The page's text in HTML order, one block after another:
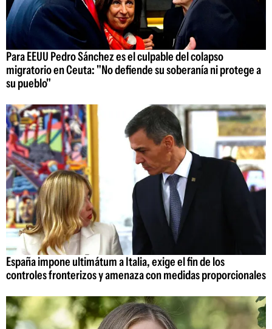
Para EEUU Pedro Sánchez es el culpable del colapso
migratorio en Ceuta: "No defiende su soberanía ni protege a
su pueblo"
España impone ultimátum a Italia, exige el fin de los
controles fronterizos y amenaza con medidas proporcionales